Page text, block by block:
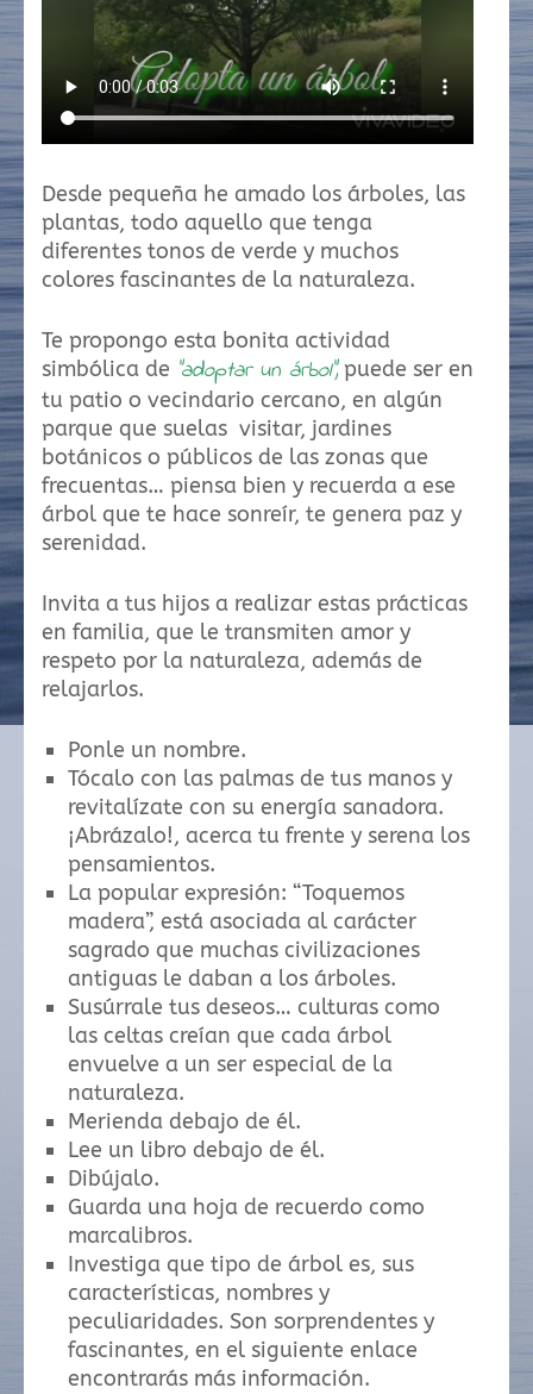
Desde pequeña he amado los árboles, las
plantas, todo aquello que tenga
diferentes tonos de verde y muchos
colores fascinantes de la naturaleza.
Te propongo esta bonita actividad
simbólica de “adoptar un árbol”,puede ser en
tu patio o vecindario cercano, en algún
parque que suelas visitar, jardines
botánicos o públicos de las zonas que
frecuentas… piensa bien y recuerda a ese
árbol que te hace sonreír, te genera paz y
serenidad.
Invita a tus hijos a realizar estas prácticas
en familia, que le transmiten amor y
respeto por la naturaleza, además de
relajarlos.
Ponle un nombre.
Tócalo con las palmas de tus manos y
revitalízate con su energía sanadora.
¡Abrázalo!, acerca tu frente y serena los
pensamientos.
La popular expresión: “Toquemos
madera”, está asociada al carácter
sagrado que muchas civilizaciones
antiguas le daban a los árboles.
Susúrrale tus deseos… culturas como
las celtas creían que cada árbol
envuelve a un ser especial de la
naturaleza.
Merienda debajo de él.
Lee un libro debajo de él.
Dibújalo.
Guarda una hoja de recuerdo como
marcalibros.
Investiga que tipo de árbol es, sus
características, nombres y
peculiaridades. Son sorprendentes y
fascinantes, en el siguiente enlace
encontrarás más información.